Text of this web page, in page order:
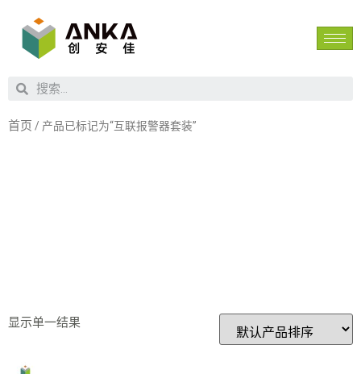
首页 / 产品已标记为“互联报警器套装”
显示单一结果